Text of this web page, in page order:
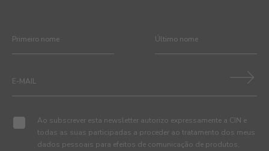
Ao subscrever esta newsletter autorizo expressamente a CIN e
todas as suas participadas a proceder ao tratamento dos meus
dados pessoais para efeitos de comunicação de produtos,